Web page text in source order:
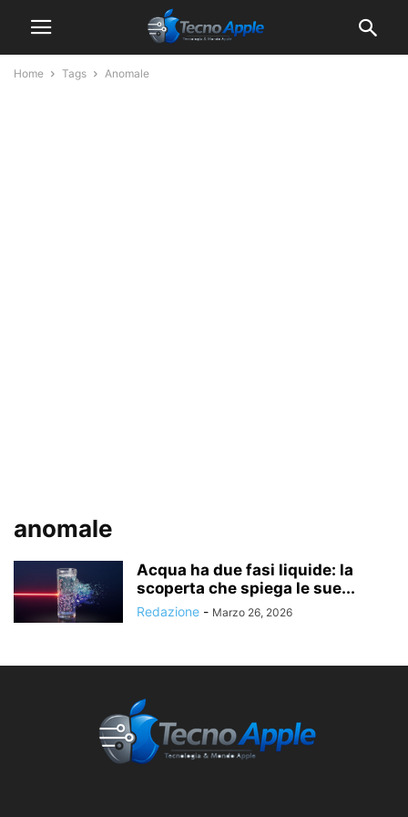
Home Tags Anomale
anomale
Acqua ha due fasi liquide: la
scoperta che spiega le sue...
Redazione - Marzo 26, 2026